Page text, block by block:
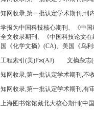
知网收录,第一批认定学术期刊,刊
学报为中国科技核心期刊、《中
全文收录期刊、《中国科技论文
国《化学文摘》(CA)、美国《乌
工程索引(美)Pж(AJ)
文摘杂志
知网收录,第一批认定学术期刊,不
知网收录,第一批认定学术期刊,有
上海图书馆馆藏北大核心期刊(中